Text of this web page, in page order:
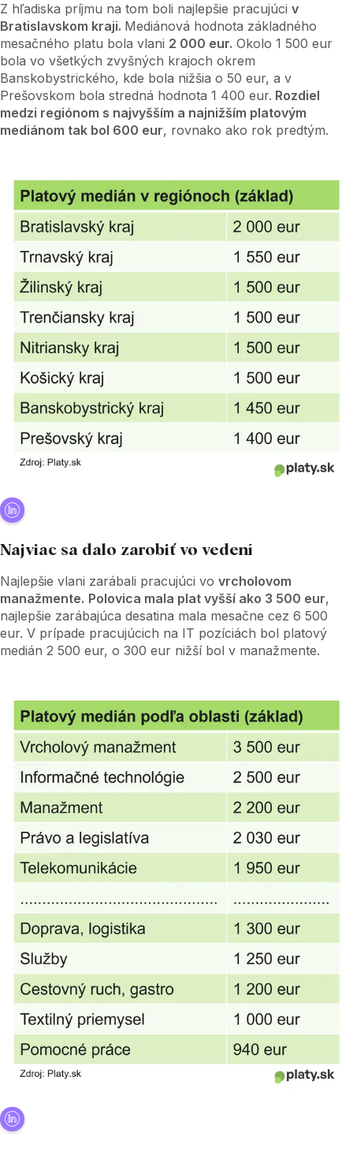
Z hľadiska príjmu na tom boli najlepšie pracujúci v
Bratislavskom kraji. Mediánová hodnota základného
mesačného platu bola vlani 2 000 eur. Okolo 1 500 eur
bola vo všetkých zvyšných krajoch okrem
Banskobystrického, kde bola nižšia o 50 eur, a v
Prešovskom bola stredná hodnota 1 400 eur. Rozdiel
medzi regiónom s najvyšším a najnižším platovým
mediánom tak bol 600 eur, rovnako ako rok predtým.
Najviac sa dalo zarobiť vo vedení
Najlepšie vlani zarábali pracujúci vo vrcholovom
manažmente. Polovica mala plat vyšší ako 3 500 eur,
najlepšie zarábajúca desatina mala mesačne cez 6 500
eur. V prípade pracujúcich na IT pozíciách bol platový
medián 2 500 eur, o 300 eur nižší bol v manažmente.